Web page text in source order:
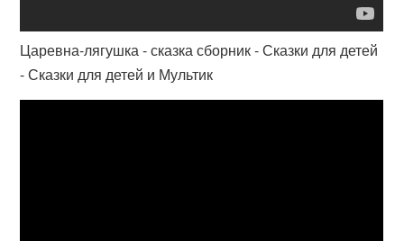
Царевна-лягушка - сказка сборник - Сказки для детей
- Сказки для детей и Мультик